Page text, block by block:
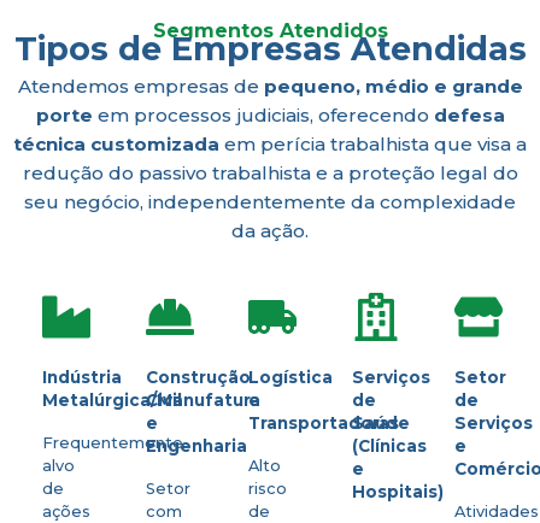
Segmentos Atendidos
Tipos de Empresas Atendidas
Atendemos empresas de pequeno, médio e grande
porte em processos judiciais, oferecendo defesa
técnica customizada em perícia trabalhista que visa a
redução do passivo trabalhista e a proteção legal do
seu negócio, independentemente da complexidade
da ação.
Indústria
Metalúrgica/Manufatura
Frequentemente
alvo
de
ações
Construção
Civil
e
Engenharia
Setor
com
Logística
e
Transportadoras
Alto
risco
de
Serviços
de
Saúde
(Clínicas
e
Hospitais)
Setor
de
Serviços
e
Atividades